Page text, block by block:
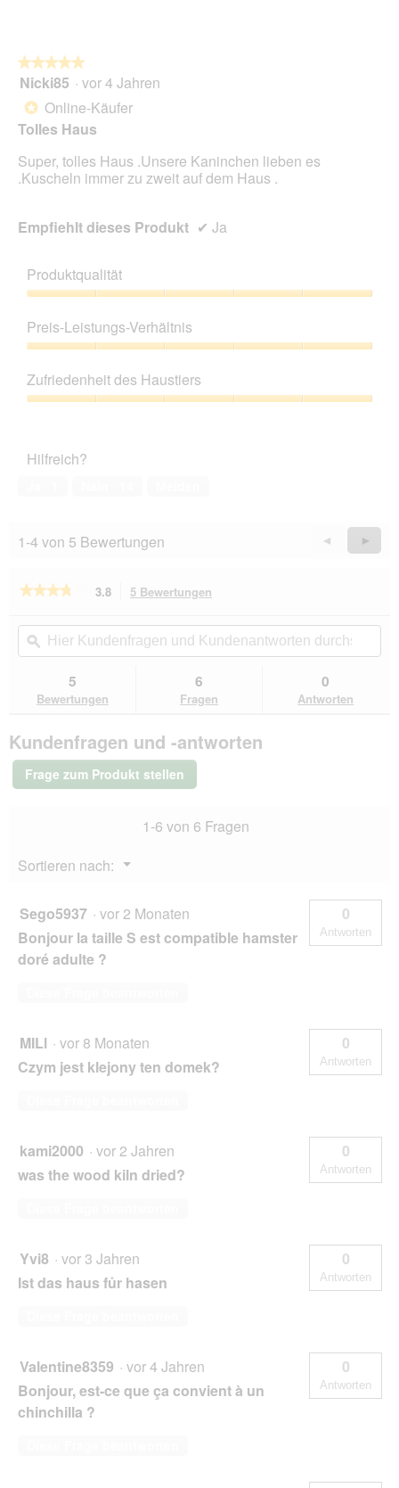
★★★★★
★★★★★
5
Sternen.
Nicki85 · vor 4 Jahren
* Online-Käufer
Tolles Haus
Super, tolles Haus .Unsere Kaninchen lieben es
.Kuscheln immer zu zweit auf dem Haus .
Empfiehlt dieses Produkt ✔ Ja
Produktqualität
5
von
5
Preis-Leistungs-Verhältnis
Leistungs-
Verhältnis,
5
Zufriedenheit des Haustiers
5
Hilfreich?
1-4 von 5 Bewertungen
Zurück
Reviews
◄
Weiter
►
★★★★★
★★★★★
5
lesen
AniOne
M
3.8 5 Bewertungen
Aktion
navigierst
du
den
Bewertungen.
Hier
Kundenfragen
und
Kundenantworten
durchsuchen
ϙ
5
Bewertungen
6
Fragen
0
Antworten
Kundenfragen und -antworten
Frage zum Produkt stellen
1-6 von 6 Fragen
Sortieren nach:
▼
Menü
Sego5937 · vor 2 Monaten
Bonjour la taille S est compatible hamster
doré adulte ?
0
Antworten
MILl · vor 8 Monaten
Czym jest klejony ten domek?
0
Antworten
kami2000 · vor 2 Jahren
was the wood kiln dried?
0
Antworten
Yvi8 · vor 3 Jahren
Ist das haus fůr hasen
0
Antworten
Valentine8359 · vor 4 Jahren
Bonjour, est-ce que ça convient à un
chinchilla ?
0
Antworten